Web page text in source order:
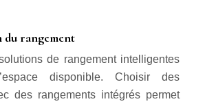
du rangement
de rangement intelligentes
disponible. Choisir des
des rangements intégrés permet